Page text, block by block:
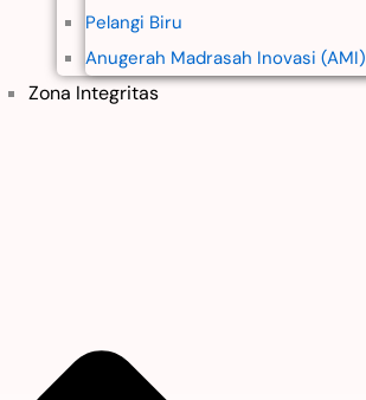
Pelangi Biru
Anugerah Madrasah Inovasi (AMI)
Zona Integritas